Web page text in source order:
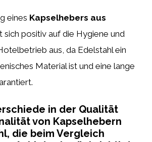
eines Kapselhebers aus
positiv auf die Hygiene und
aus, da Edelstahl ein
Material ist und eine lange
in der Qualität
von Kapselhebern
die beim Vergleich